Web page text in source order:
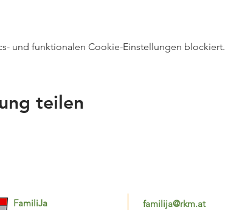
und funktionalen Cookie-Einstellungen blockiert.
teilen
FamiliJa
familija@rkm.at